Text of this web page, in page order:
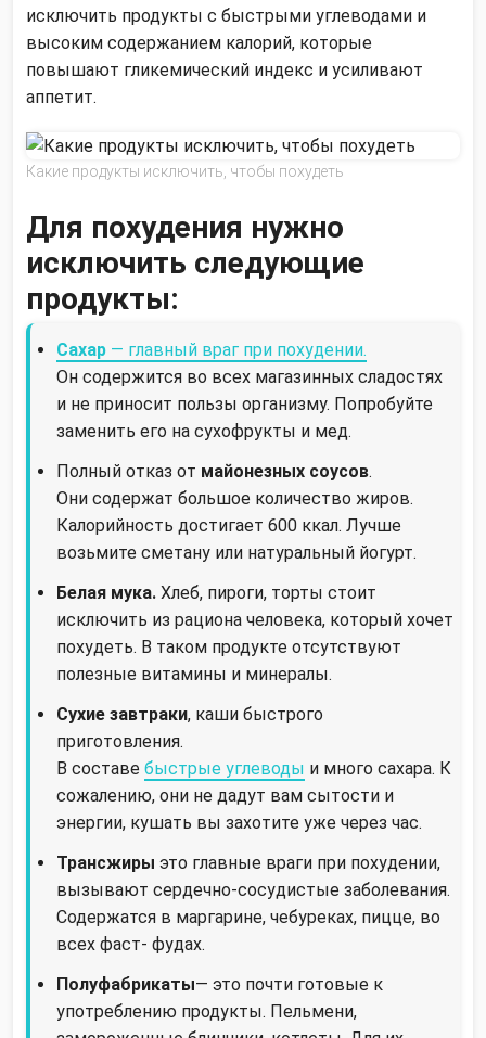
исключить продукты с быстрыми углеводами и
высоким содержанием калорий, которые
повышают гликемический индекс и усиливают
аппетит.
Какие продукты исключить, чтобы похудеть
Для похудения нужно
исключить следующие
продукты:
Сахар — главный враг при похудении.
Он содержится во всех магазинных сладостях
и не приносит пользы организму. Попробуйте
заменить его на сухофрукты и мед.
Полный отказ от майонезных соусов.
Они содержат большое количество жиров.
Калорийность достигает 600 ккал. Лучше
возьмите сметану или натуральный йогурт.
Белая мука. Хлеб, пироги, торты стоит
исключить из рациона человека, который хочет
похудеть. В таком продукте отсутствуют
полезные витамины и минералы.
Сухие завтраки, каши быстрого
приготовления.
В составе быстрые углеводы и много сахара. К
сожалению, они не дадут вам сытости и
энергии, кушать вы захотите уже через час.
Трансжиры это главные враги при похудении,
вызывают сердечно-сосудистые заболевания.
Содержатся в маргарине, чебуреках, пицце, во
всех фаст- фудах.
Полуфабрикаты— это почти готовые к
употреблению продукты. Пельмени,